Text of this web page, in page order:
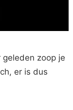
zoop je
er is dus